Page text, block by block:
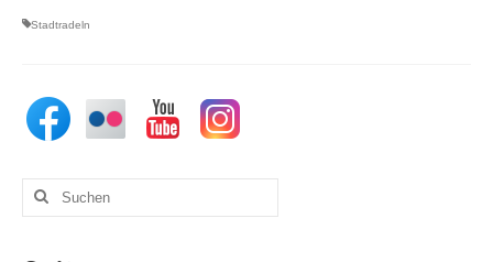
Stadtradeln
Suchen